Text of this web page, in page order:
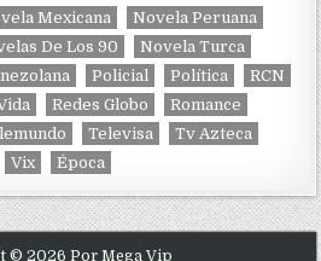
Mexicana
Novela Peruana
De Los 90
Novela Turca
Policial Política
RCN
Redes Globo
Romance
Televisa
Tv Azteca
Vix Época
© 2026 Por Mega Vip